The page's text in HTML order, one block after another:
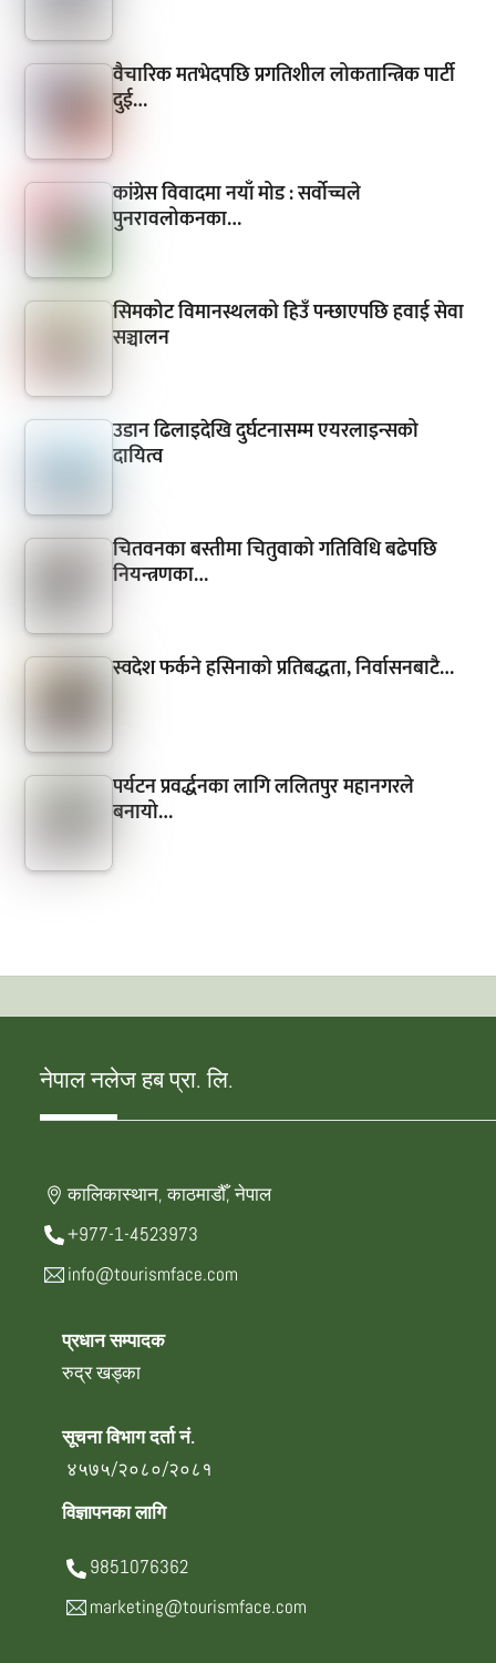
वैचारिक मतभेदपछि प्रगतिशील लोकतान्त्रिक पार्टी
दुई…
कांग्रेस विवादमा नयाँ मोड : सर्वोच्चले
पुनरावलोकनका…
सिमकोट विमानस्थलको हिउँ पन्छाएपछि हवाई सेवा
सञ्चालन
उडान ढिलाइदेखि दुर्घटनासम्म एयरलाइन्सको
दायित्व
चितवनका बस्तीमा चितुवाको गतिविधि बढेपछि
नियन्त्रणका…
स्वदेश फर्कने हसिनाको प्रतिबद्धता, निर्वासनबाटै…
पर्यटन प्रवर्द्धनका लागि ललितपुर महानगरले
बनायो…
नेपाल नलेज हब प्रा. लि.
कालिकास्थान, काठमाडौँ, नेपाल
+977-1-4523973
info@tourismface.com
प्रधान सम्पादक
रुद्र खड्का
सूचना विभाग दर्ता नं.
४५७५/२०८०/२०८१
विज्ञापनका लागि
9851076362
marketing@tourismface.com